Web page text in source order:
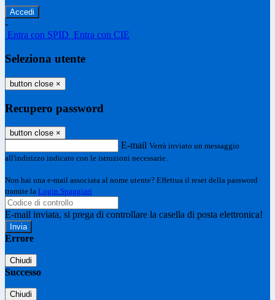
-
Entra con SPID Entra con CIE
Seleziona utente
button close ×
Recupero password
button close ×
E-mail Verrà inviato un messaggio
all'indirizzo indicato con le istruzioni necessarie.
Non hai una e-mail associata al nome utente? Effettua il reset della password
tramite la Login Spaggiari
E-mail inviata, si prega di controllare la casella di posta elettronica!
Errore
Chiudi
Successo
Chiudi